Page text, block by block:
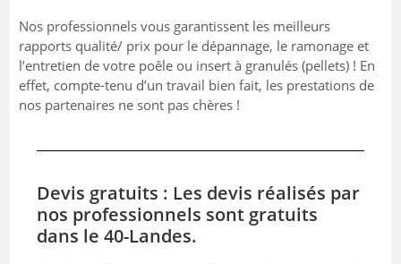
Nos professionnels vous garantissent les meilleurs
rapports qualité/ prix pour le dépannage, le ramonage et
l’entretien de votre poêle ou insert à granulés (pellets) ! En
effet, compte-tenu d’un travail bien fait, les prestations de
nos partenaires ne sont pas chères !
Devis gratuits : Les devis réalisés par
nos professionnels sont gratuits
dans le 40-Landes.